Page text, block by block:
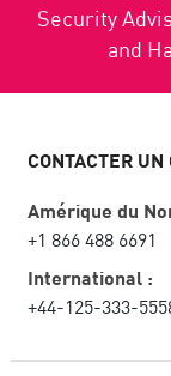
Security
and
CONTACTER
Amérique du
+1 866 488 6691
International :
+44-125-333-